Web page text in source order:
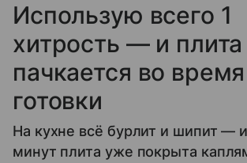
Использую всего 1
хитрость — и
пачкается во время
готовки
На кухне всё бурлит и шипит —
минут плита уже покрыта